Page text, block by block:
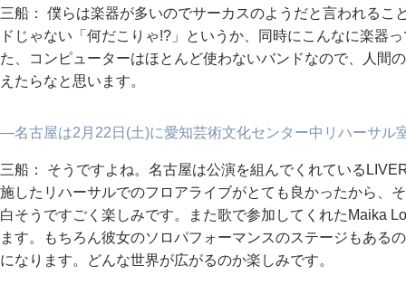
三船： 僕らは楽器が多いのでサーカスのようだと言われるこ
ドじゃない「何だこりゃ!?」というか、同時にこんなに楽器
た、コンピューターはほとんど使わないバンドなので、人間
えたらなと思います。
―名古屋は2月22日(土)に愛知芸術文化センター中リハーサル
三船： そうですよね。名古屋は公演を組んでくれている
施したリハーサルでのフロアライブがとても良かったから、
白そうですごく楽しみです。また歌で参加してくれたMaika
ます。もちろん彼女のソロパフォーマンスのステージもある
になります。どんな世界が広がるのか楽しみです。